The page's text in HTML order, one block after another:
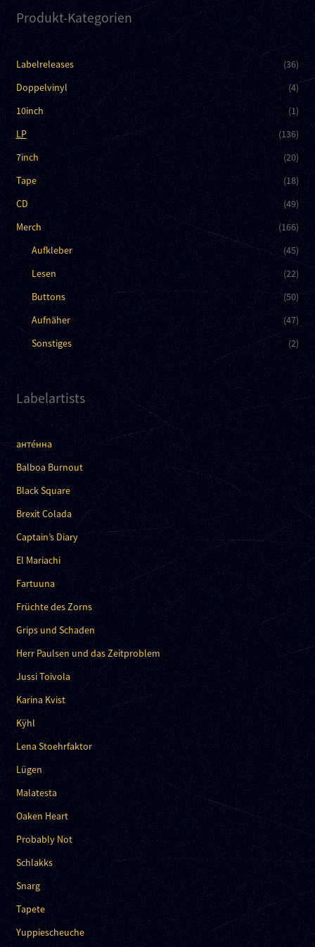
Produkt-Kategorien
Labelreleases
(36)
Doppelvinyl
(4)
10inch
(1)
LP
(136)
7inch
(20)
Tape
(18)
CD
(49)
Merch
(166)
Aufkleber
(45)
Lesen
(22)
Buttons
(50)
Aufnäher
(47)
Sonstiges
(2)
Labelartists
анте́нна
Balboa Burnout
Black Square
Brexit Colada
Captain’s Diary
El Mariachi
Fartuuna
Früchte des Zorns
Grips und Schaden
Herr Paulsen und das Zeitproblem
Jussi Toivola
Karina Kvist
Kÿhl
Lena Stoehrfaktor
Lügen
Malatesta
Oaken Heart
Probably Not
Schlakks
Snarg
Tapete
Yuppiescheuche